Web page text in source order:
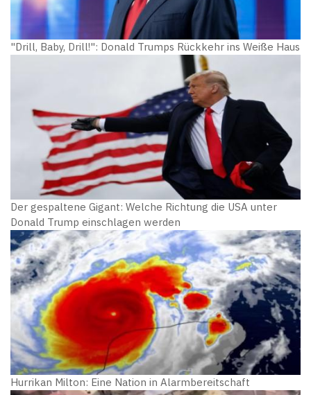
"Drill, Baby, Drill!": Donald Trumps Rückkehr ins Weiße Haus
Der gespaltene Gigant: Welche Richtung die USA unter
Donald Trump einschlagen werden
Hurrikan Milton: Eine Nation in Alarmbereitschaft